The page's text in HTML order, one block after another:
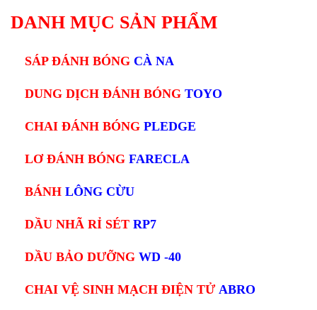
DANH MỤC SẢN PHẨM
SÁP ĐÁNH BÓNG CÀ NA
DUNG DỊCH ĐÁNH BÓNG TOYO
CHAI ĐÁNH BÓNG PLEDGE
LƠ ĐÁNH BÓNG FARECLA
BÁNH LÔNG CỪU
DẦU NHÃ RỈ SÉT RP7
DẦU BẢO DƯỠNG WD -40
CHAI VỆ SINH MẠCH ĐIỆN TỬABRO